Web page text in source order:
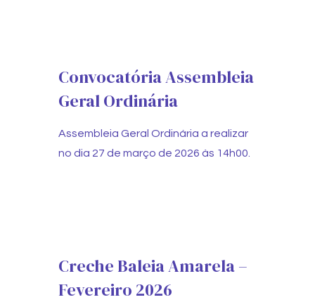
Convocatória Assembleia
Geral Ordinária
Assembleia Geral Ordinária a realizar
no dia 27 de março de 2026 às 14h00.
Creche Baleia Amarela –
Fevereiro 2026